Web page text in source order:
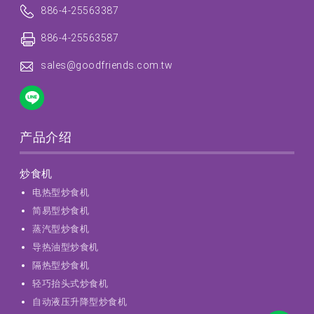
886-4-25563387
886-4-25563587
sales@goodfriends.com.tw
产品介绍
炒食机
电热型炒食机
简易型炒食机
蒸汽型炒食机
导热油型炒食机
隔热型炒食机
轻巧抬头式炒食机
自动液压升降型炒食机